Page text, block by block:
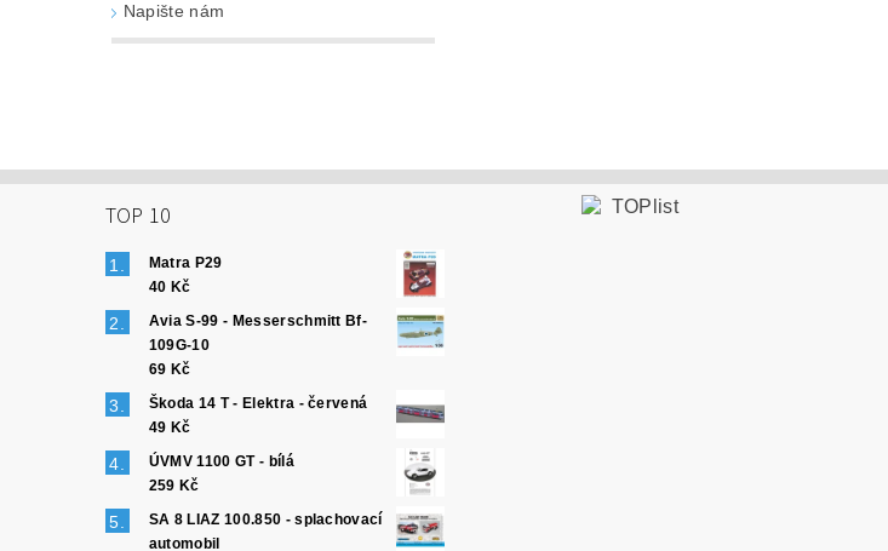
Napište nám
TOP 10
Matra P29
40 Kč
Avia S-99 - Messerschmitt Bf-
109G-10
69 Kč
Škoda 14 T - Elektra - červená
49 Kč
ÚVMV 1100 GT - bílá
259 Kč
SA 8 LIAZ 100.850 - splachovací
automobil